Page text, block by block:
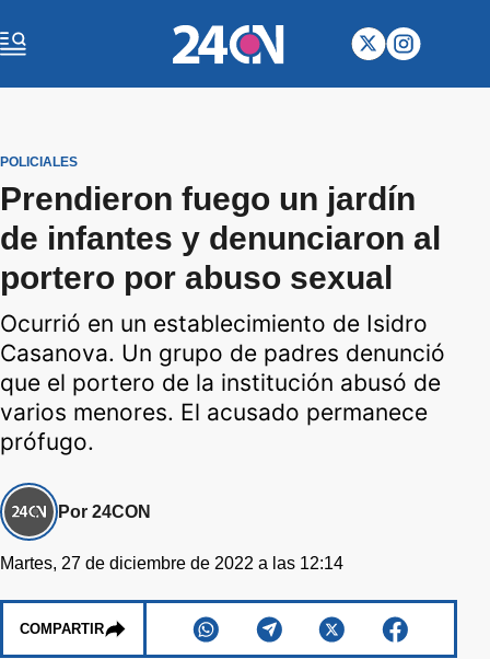
POLICIALES
Prendieron fuego un jardín
de infantes y denunciaron al
portero por abuso sexual
Ocurrió en un establecimiento de Isidro
Casanova. Un grupo de padres denunció
que el portero de la institución abusó de
varios menores. El acusado permanece
prófugo.
Por 24CON
Martes, 27 de diciembre de 2022 a las 12:14
COMPARTIR